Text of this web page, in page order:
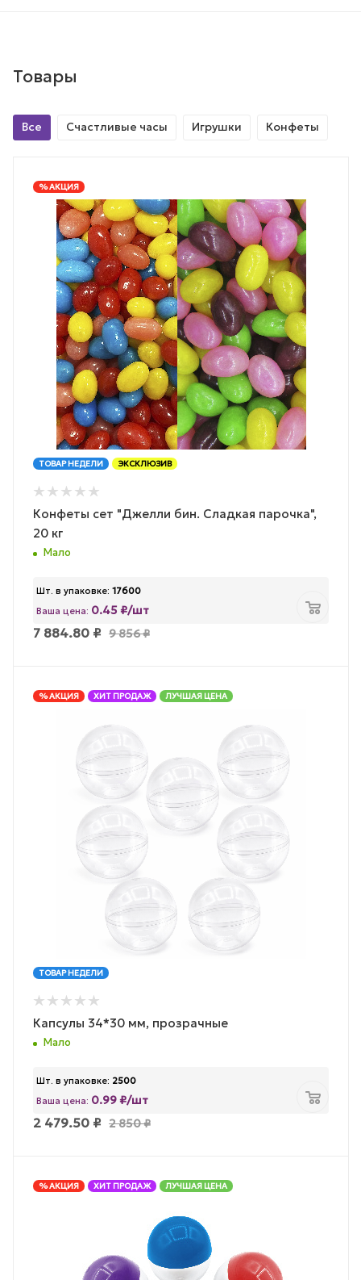
Товары
Все Счастливые часы Игрушки Конфеты
% АКЦИЯ
ТОВАР НЕДЕЛИ ЭКСКЛЮЗИВ
Конфеты сет "Джелли бин. Сладкая парочка",
20 кг
Мало
Шт. в упаковке: 17600
Ваша цена: 0.45 ₽/шт
7 884.80 ₽ 9 856₽
% АКЦИЯ ХИТ ПРОДАЖ ЛУЧШАЯ ЦЕНА
ТОВАР НЕДЕЛИ
Капсулы 34*30 мм, прозрачные
Мало
Шт. в упаковке: 2500
Ваша цена: 0.99 ₽/шт
2 479.50 ₽ 2 850₽
% АКЦИЯ ХИТ ПРОДАЖ ЛУЧШАЯ ЦЕНА